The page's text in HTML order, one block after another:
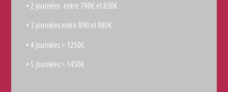
• 2 journées entre 790€ et 830€
• 3 journées entre 890 et 980€
• 4 journées > 1250€
• 5 journées > 1450€